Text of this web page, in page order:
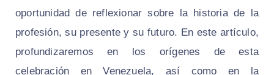
oportunidad de reflexionar sobre la historia de la
profesión, su presente y su futuro. En este artículo,
profundizaremos en los orígenes de esta
celebración en Venezuela, así como en la